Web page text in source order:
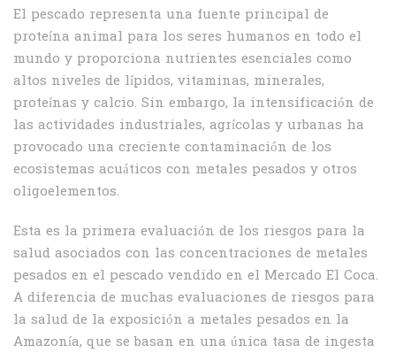
El pescado representa una fuente principal de
proteína animal para los seres humanos en todo el
mundo y proporciona nutrientes esenciales como
altos niveles de lípidos, vitaminas, minerales,
proteínas y calcio. Sin embargo, la intensificación de
las actividades industriales, agrícolas y urbanas ha
provocado una creciente contaminación de los
ecosistemas acuáticos con metales pesados y otros
oligoelementos.
Esta es la primera evaluación de los riesgos para la
salud asociados con las concentraciones de metales
pesados en el pescado vendido en el Mercado El Coca.
A diferencia de muchas evaluaciones de riesgos para
la salud de la exposición a metales pesados en la
Amazonía, que se basan en una única tasa de ingesta